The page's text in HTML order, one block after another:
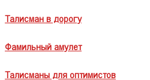
Талисман в дорогу
Фамильный амулет
Талисманы для оптимистов